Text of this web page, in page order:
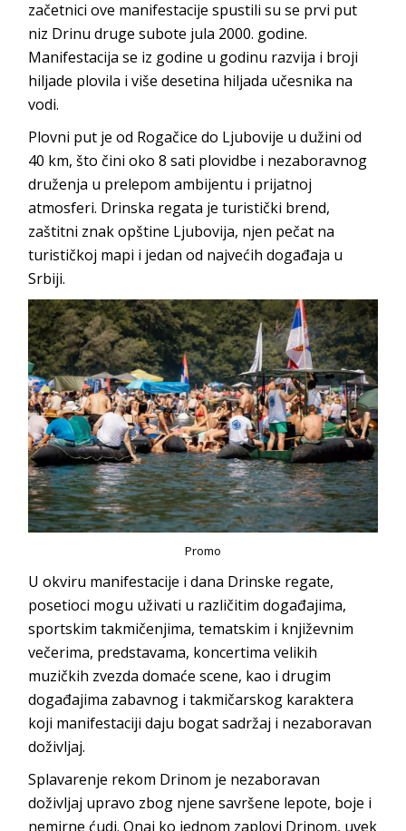
začetnici ove manifestacije spustili su se prvi put
niz Drinu druge subote jula 2000. godine.
Manifestacija se iz godine u godinu razvija i broji
hilјade plovila i više desetina hilјada učesnika na
vodi.
Plovni put je od Rogačice do Ljubovije u dužini od
40 km, što čini oko 8 sati plovidbe i nezaboravnog
druženja u prelepom ambijentu i prijatnoj
atmosferi. Drinska regata je turistički brend,
zaštitni znak opštine Ljubovija, njen pečat na
turističkoj mapi i jedan od najvećih događaja u
Srbiji.
Promo
U okviru manifestacije i dana Drinske regate,
posetioci mogu uživati u različitim događajima,
sportskim takmičenjima, tematskim i književnim
večerima, predstavama, koncertima velikih
muzičkih zvezda domaće scene, kao i drugim
događajima zabavnog i takmičarskog karaktera
koji manifestaciji daju bogat sadržaj i nezaboravan
doživlјaj.
Splavarenje rekom Drinom je nezaboravan
doživlјaj upravo zbog njene savršene lepote, boje i
nemirne ćudi. Onaj ko jednom zaplovi Drinom, uvek